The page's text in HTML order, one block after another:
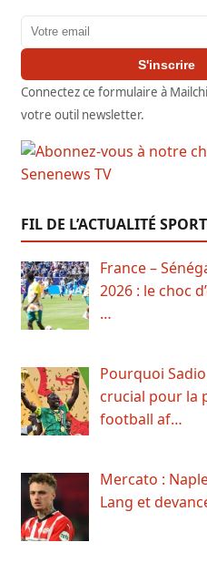
Adresse email
S'inscrire
Connectez ce formulaire à
votre outil newsletter.
FIL DE L’ACTUALITÉ
France –
2026 : le choc
…
Pourquoi
crucial pour la
football af…
Mercato :
Lang et